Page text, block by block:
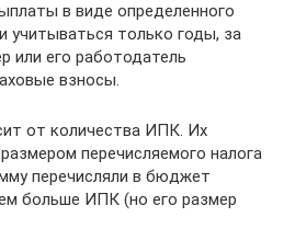
в виде определенного
учитываться только годы, за
или его работодатель
взносы.
от количества ИПК. Их
перечисляемого налога
перечисляли в бюджет
больше ИПК (но его размер